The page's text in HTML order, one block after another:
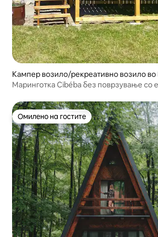
Кампер возило/рекреативно возило во
ислава
Маринготка Cibéba без поврзување со
Омилено на гостите
Омилено на гостите